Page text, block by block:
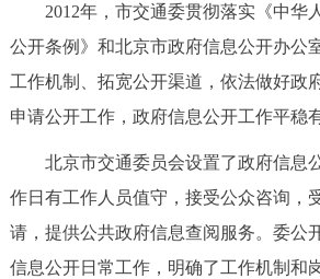
参与调查 在线访谈
走进北京
北京概况 十六区概览
绿色北京 图说北京
2012年，市交通委贯彻落实《中华
公开条例》和北京市政府信息公开办公
工作机制、拓宽公开渠道，依法做好政
申请公开工作，政府信息公开工作平稳
北京市交通委员会设置了政府信息
作日有工作人员值守，接受公众咨询，
请，提供公共政府信息查阅服务。委公
信息公开日常工作，明确了工作机制和